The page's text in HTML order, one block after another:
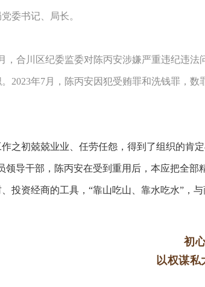
委书记、局长。
，合川区纪委监委对陈丙安涉嫌严重违纪违
2023年7月，陈丙安因犯受贿罪和洗钱罪，
作之初兢兢业业、任劳任怨，得到了组织的肯
领导干部，陈丙安在受到重用后，本应把全
投资经商的工具，“靠山吃山、靠水吃水”，
初
以权谋私